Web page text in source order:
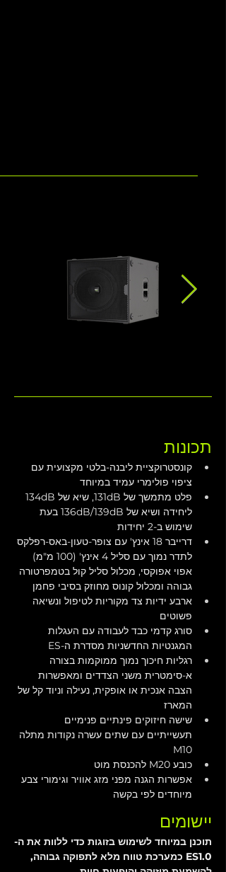
תכונות
קונסטרוקציית ליבנה-בלטי מקצועית עם
ציפוי פולימרי עמיד במיוחד
ליחידה ושיא של 136dB/139dB בעת
שימוש ב-2 יחידות
דרייבר 18 אינץ' עם צופר-טעון-באס-רפלקס
לתדר נמוך עם סליל 4 אינץ' (100 מ"מ)
אפוי אפוקסי, מכלול סליל קול בטמפרטורה
גבוהה ומכלול קונוס מחוזק בסיבי פחמן
ארבע ידיות צד מקוריות לטיפול ונשיאה
פשוטים
סורג קדמי כבד לעבודה עם העגלות
המגנטיות החדשניות מסדרת ה-ES
רגליות חיכוך נמוך ממוקמות בצורה
א-סימטרית משני הצדדים ומאפשרות
הצבה אנכית או אופקית, נעילה וניוד קל של
המארז
שישה חיזוקים פינתיים פנימיים
תעשייתיים עם שתים עשרה נקודות מתלה
M10
כובע M20 להכנסת מוט
אפשרות הגנה מפני מזג אוויר וגימורי צבע
מיוחדים לפי בקשה
יישומים
תוכנן במיוחד לשימוש בזוגות כדי ללוות את ה-
ES1.0 כמערכת טווח מלא לתפוקה גבוהה,